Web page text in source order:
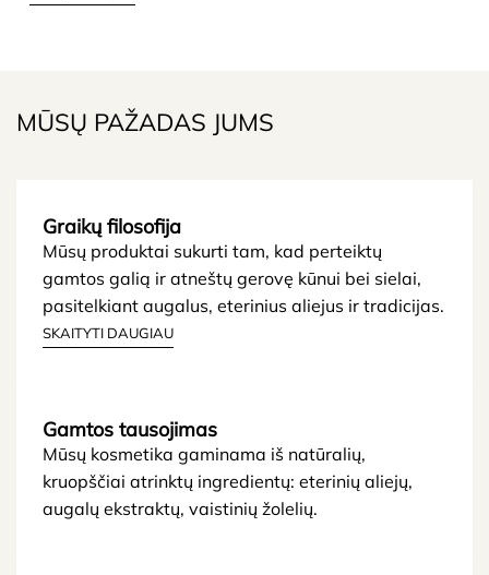
MŪSŲ PAŽADAS JUMS
Graikų filosofija
Mūsų produktai sukurti tam, kad perteiktų
gamtos galią ir atneštų gerovę kūnui bei sielai,
pasitelkiant augalus, eterinius aliejus ir tradicijas.
SKAITYTI DAUGIAU
Gamtos tausojimas
Mūsų kosmetika gaminama iš natūralių,
kruopščiai atrinktų ingredientų: eterinių aliejų,
augalų ekstraktų, vaistinių žolelių.